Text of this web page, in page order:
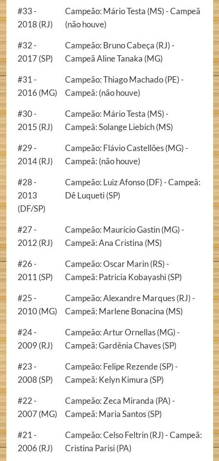
#33 -
2018 (RJ)
Campeão: Mário Testa (MS) - Campeã
(não houve)
#32 -
2017 (SP)
Campeão: Bruno Cabeça (RJ) -
Campeã Aline Tanaka (MG)
#31 -
2016 (MG)
Campeão: Thiago Machado (PE) -
Campeã: (não houve)
#30 -
2015 (RJ)
Campeão: Mário Testa (MS) -
Campeã: Solange Liebich (MS)
#29 -
2014 (RJ)
Campeão: Flávio Castellões (MG) -
Campeã: (não houve)
#28 -
2013
(DF/SP)
Campeão: Luiz Afonso (DF) - Campeã:
Dê Luqueti (SP)
#27 -
2012 (RJ)
Campeão: Maurício Gastin (MG) -
Campeã: Ana Cristina (MS)
#26 -
2011 (SP)
Campeão: Oscar Marin (RS) -
Campeã: Patricia Kobayashi (SP)
#25 -
2010 (MG)
Campeão: Alexandre Marques (RJ) -
Campeã: Marlene Bonacina (MS)
#24 -
2009 (RJ)
Campeão: Artur Ornellas (MG) -
Campeã: Gardênia Chaves (SP)
#23 -
2008 (SP)
Campeão: Felipe Rezende (SP) -
Campeã: Kelyn Kimura (SP)
#22 -
2007 (MG)
Campeão: Zeca Miranda (PA) -
Campeã: Maria Santos (SP)
#21 -
2006 (RJ)
Campeão: Celso Feltrin (RJ) - Campeã:
Cristina Parisi (PA)